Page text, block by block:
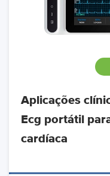
Aplicações
Ecg portátil
cardíaca